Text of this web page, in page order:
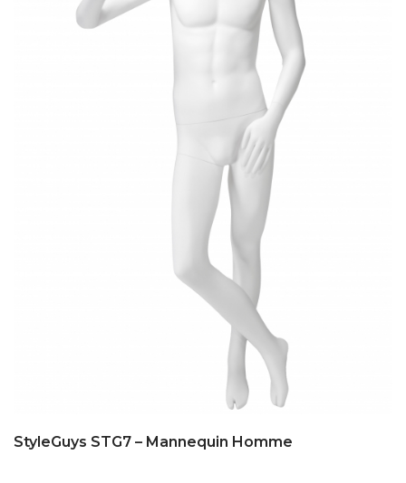
StyleGuys STG7 – Mannequin Homme